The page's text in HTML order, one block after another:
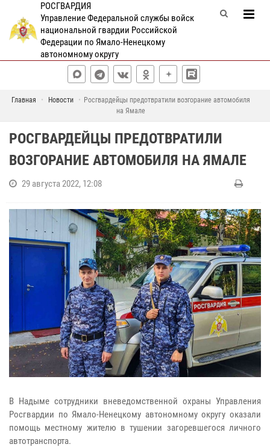
РОСГВАРДИЯ
Управление Федеральной службы войск
национальной гвардии Российской
Федерации по Ямало-Ненецкому
автономному округу
Главная Новости
Росгвардейцы предотвратили возгорание автомобиля
на Ямале
РОСГВАРДЕЙЦЫ ПРЕДОТВРАТИЛИ
ВОЗГОРАНИЕ АВТОМОБИЛЯ НА ЯМАЛЕ
29 августа 2022, 12:08
В Надыме сотрудники вневедомственной охраны Управления
Росгвардии по Ямало-Ненецкому автономному округу оказали
помощь местному жителю в тушении загоревшегося личного
автотранспорта.